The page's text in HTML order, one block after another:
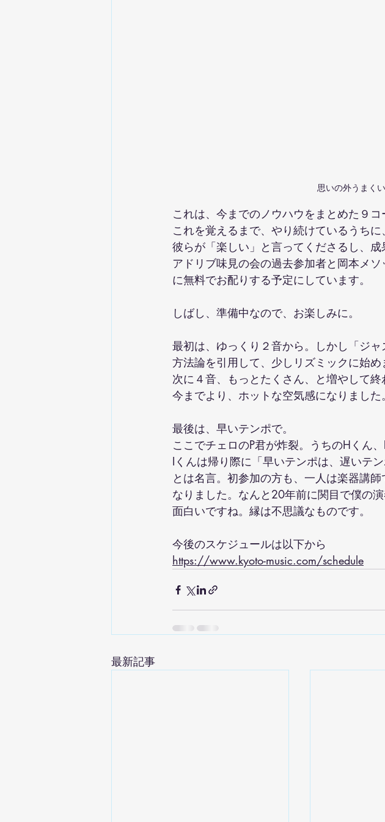
思いの外うまく
これは、今までのノウハウをまとめた９コ
これを覚えるまで、やり続けているうち
彼らが「楽しい」と言ってくださるし、成
アドリブ味見の会の過去参加者と岡本メ
に無料でお配りする予定にしています。
しばし、準備中なので、お楽しみに。
最初は、ゆっくり２音から。しかし「ジ
方法論を引用して、少しリズミックに始め
次に４音、もっとたくさん、と増やして終
今までより、ホットな空気感になりました。
最後は、早いテンポで。
ここでチェロのP君が炸裂。うちのHくん
Iくんは帰り際に「早いテンポは、遅いテ
とは名言。初参加の方も、一人は楽器講
なりました。なんと20年前に関目で僕の
面白いですね。縁は不思議なものです。
今後のスケジュールは以下から
https://www.kyoto-music.com/schedule
最新記事